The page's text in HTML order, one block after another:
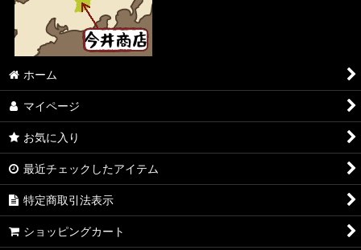
ホーム
マイページ
お気に入り
最近チェックしたアイテム
特定商取引法表示
ショッピングカート